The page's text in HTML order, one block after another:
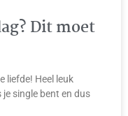
Dit moet
liefde! Heel leuk
single bent en dus